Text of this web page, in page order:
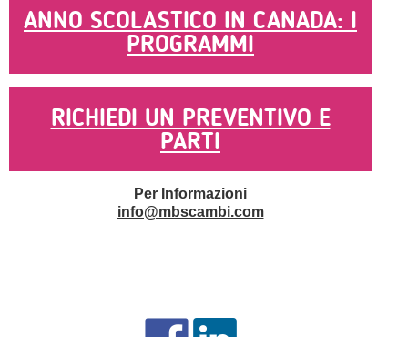
ANNO SCOLASTICO IN CANADA: I
PROGRAMMI
RICHIEDI UN PREVENTIVO E
PARTI
Per Informazioni
info@mbscambi.com